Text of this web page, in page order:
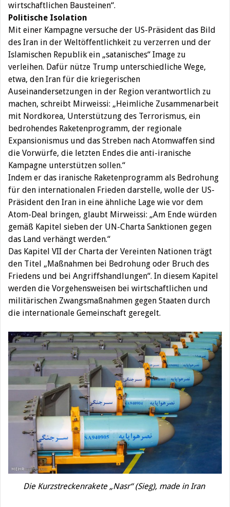
wirtschaftlichen Bausteinen“.
Politische Isolation
Mit einer Kampagne versuche der US-Präsident das Bild
des Iran in der Weltöffentlichkeit zu verzerren und der
Islamischen Republik ein „satanisches“ Image zu
verleihen. Dafür nütze Trump unterschiedliche Wege,
etwa, den Iran für die kriegerischen
Auseinandersetzungen in der Region verantwortlich zu
machen, schreibt Mirweissi: „Heimliche Zusammenarbeit
mit Nordkorea, Unterstützung des Terrorismus, ein
bedrohendes Raketenprogramm, der regionale
Expansionismus und das Streben nach Atomwaffen sind
die Vorwürfe, die letzten Endes die anti-iranische
Kampagne unterstützen sollen.“
Indem er das iranische Raketenprogramm als Bedrohung
für den internationalen Frieden darstelle, wolle der US-
Präsident den Iran in eine ähnliche Lage wie vor dem
Atom-Deal bringen, glaubt Mirweissi: „Am Ende würden
gemäß Kapitel sieben der UN-Charta Sanktionen gegen
das Land verhängt werden.“
Das Kapitel VII der Charta der Vereinten Nationen trägt
den Titel „Maßnahmen bei Bedrohung oder Bruch des
Friedens und bei Angriffshandlungen“. In diesem Kapitel
werden die Vorgehensweisen bei wirtschaftlichen und
militärischen Zwangsmaßnahmen gegen Staaten durch
die internationale Gemeinschaft geregelt.
Die Kurzstreckenrakete „Nasr“ (Sieg), made in Iran